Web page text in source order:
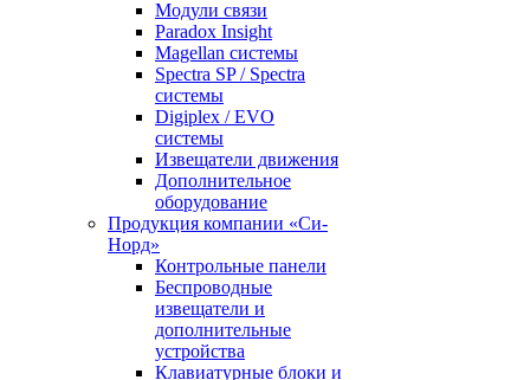
Модули связи
Paradox Insight
Magellan системы
Spectra SP / Spectra
системы
Digiplex / EVO
системы
Извещатели движения
Дополнительное
оборудование
Продукция компании «Си-
Норд»
Контрольные панели
Беспроводные
извещатели и
дополнительные
устройства
Клавиатурные блоки и